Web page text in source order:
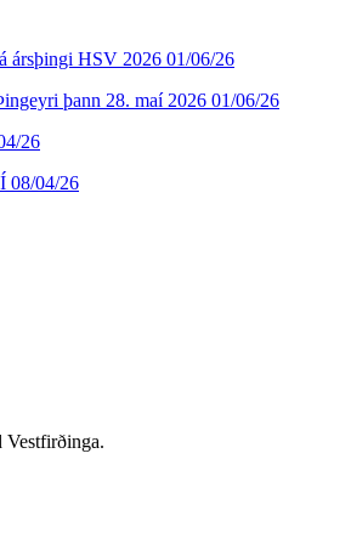
ársþingi HSV 2026 01/06/26
þann 28. maí 2026 01/06/26
26
08/04/26
Vestfirðinga.